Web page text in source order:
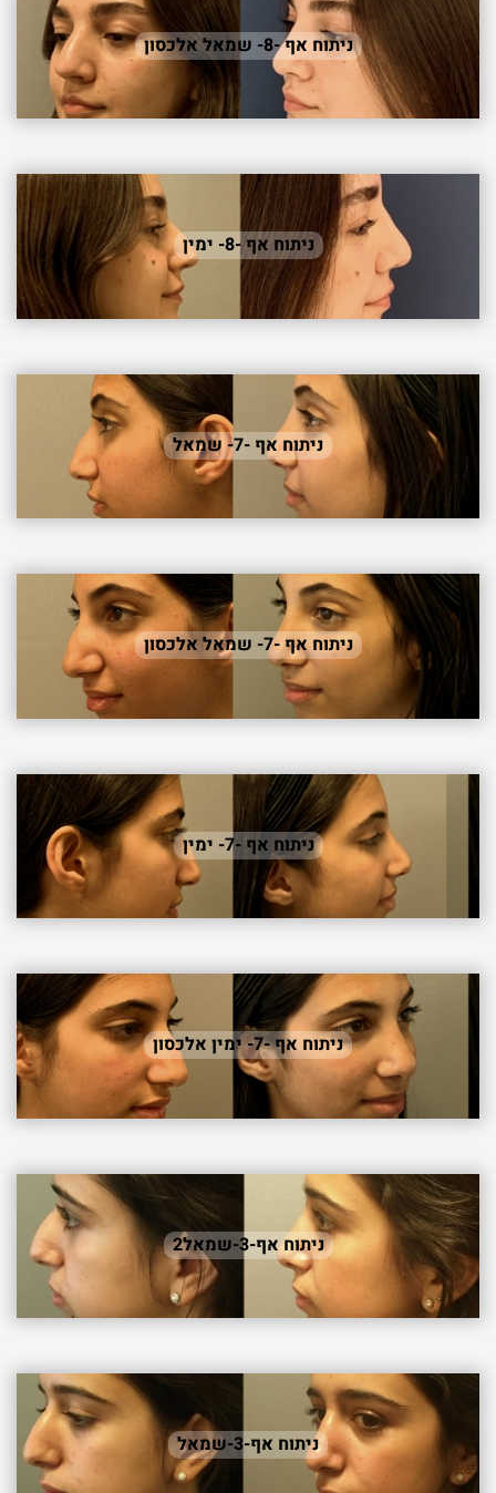
ניתוח אף -8- שמאל אלכסון
ניתוח אף -8- ימין
ניתוח אף -7- שמאל
ניתוח אף -7- שמאל אלכסון
ניתוח אף -7- ימין
ניתוח אף -7- ימין אלכסון
ניתוח אף-3-שמאל2
ניתוח אף-3-שמאל